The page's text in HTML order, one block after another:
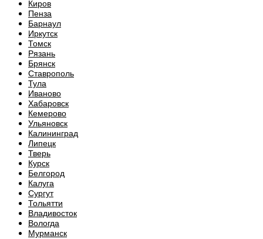
Киров
Пенза
Барнаул
Иркутск
Томск
Рязань
Брянск
Ставрополь
Тула
Иваново
Хабаровск
Кемерово
Ульяновск
Калининград
Липецк
Тверь
Курск
Белгород
Калуга
Сургут
Тольятти
Владивосток
Вологда
Мурманск